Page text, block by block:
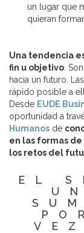
un lugar que
quieran
Una tendencia
fin u objetivo .
hacia un futuro.
rápido posible a
Desde EUDE
oportunidad a
Humanos de
en las formas
los retos del
EL